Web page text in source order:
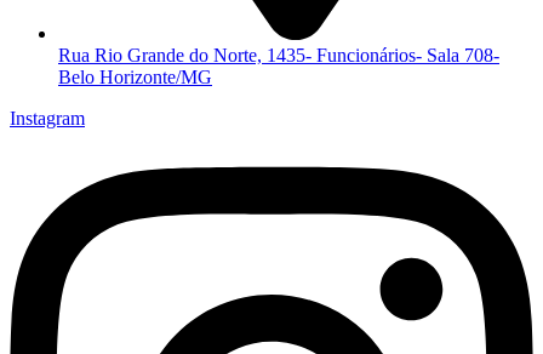
Rua Rio Grande do Norte, 1435- Funcionários- Sala 708-
Belo Horizonte/MG
Instagram